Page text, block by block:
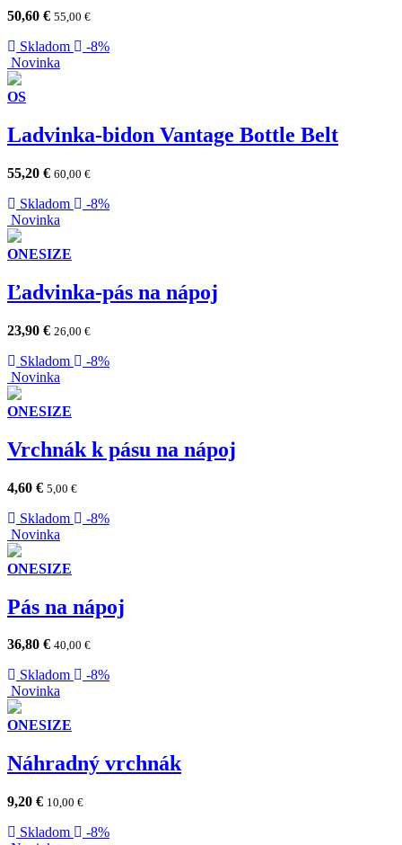
50,60 € 55,00 €
Skladom
-8%
Novinka
OS
Ladvinka-bidon Vantage Bottle Belt
55,20 € 60,00 €
Skladom
-8%
Novinka
ONESIZE
Ľadvinka-pás na nápoj
23,90 € 26,00 €
Skladom
-8%
Novinka
ONESIZE
Vrchnák k pásu na nápoj
4,60 € 5,00 €
Skladom
-8%
Novinka
ONESIZE
Pás na nápoj
36,80 € 40,00 €
Skladom
-8%
Novinka
ONESIZE
Náhradný vrchnák
9,20 € 10,00 €
Skladom
-8%